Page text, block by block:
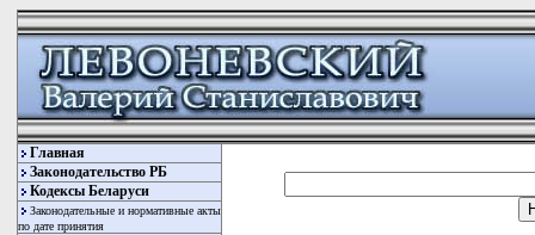
Главная
Законодательство РБ
Кодексы Беларуси
Законодательные и нормативные акты
по дате принятия